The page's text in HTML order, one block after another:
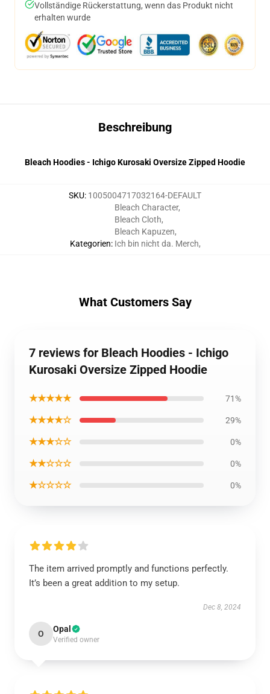
Vollständige Rückerstattung, wenn das Produkt nicht
erhalten wurde
Beschreibung
Bleach Hoodies - Ichigo Kurosaki Oversize Zipped Hoodie
SKU: 1005004717032164-DEFAULT
Kategorien:
Bleach Character,
Bleach Cloth,
Bleach Kapuzen,
Ich bin nicht da. Merch,
What Customers Say
7 reviews for Bleach Hoodies - Ichigo
Kurosaki Oversize Zipped Hoodie
★★★★★ 71%
★★★★☆ 29%
★★★☆☆ 0%
★★☆☆☆ 0%
★☆☆☆☆ 0%
The item arrived promptly and functions perfectly.
It’s been a great addition to my setup.
Dec 8, 2024
O Opal
Verified owner